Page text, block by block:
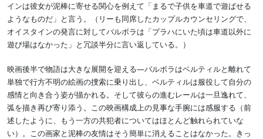
インは彼女が泥棒に寄せる関心を例えて「まるで子供を車道で遊ばせる
ようなものだ」と言う。（リーも同席したカップルカウンセリングで、
オイスタインの発言に対してバルボラは「プラハにいた頃は車道以外に
遊び場はなかった」と冗談半分に言い返している。）
映画後半で物語は大きな展開を迎える―バルボラはベルティルと離れて
単独で行方不明の絵画の捜索に乗り出し、ベルティルは服役して自分の
感情と向き合う姿が描かれる。そして彼らの進むレールは一旦逸れて、
弧を描き再び寄り添う。この映画構成上の見事な手腕には感服する（前
述したように、もう一方の共犯者についてはほとんど触れられていな
い）。この画家と泥棒の友情はそう簡単に消えることはなかった。きっ